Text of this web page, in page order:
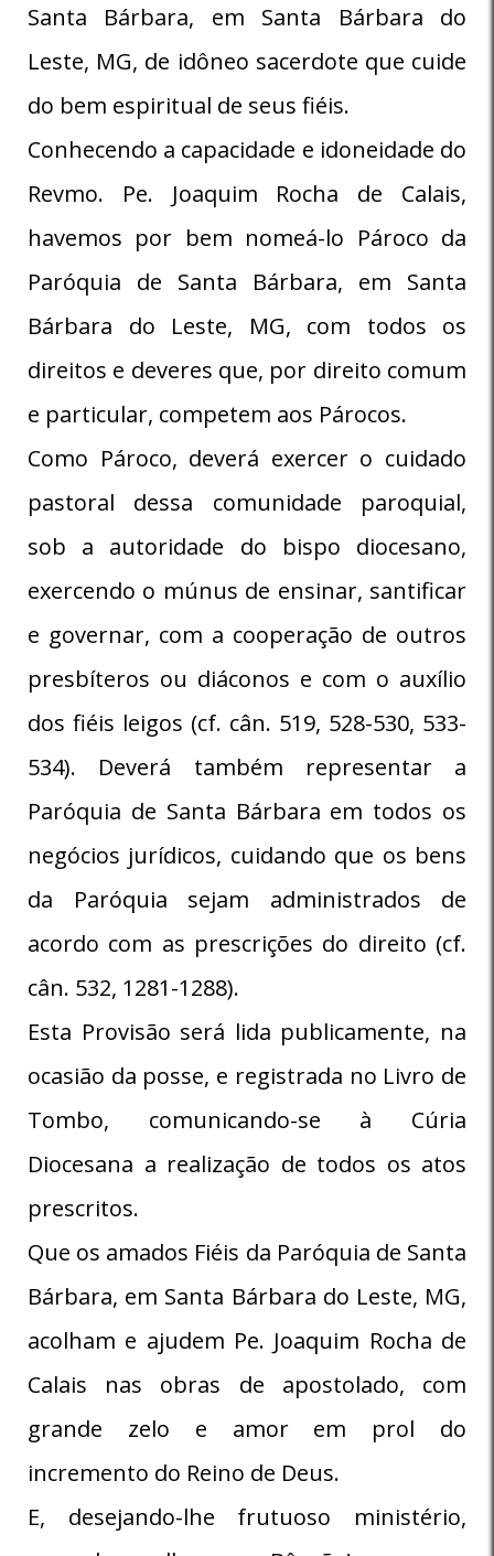
Santa Bárbara, em Santa Bárbara do
Leste, MG, de idôneo sacerdote que cuide
do bem espiritual de seus fiéis.
Conhecendo a capacidade e idoneidade do
Revmo. Pe. Joaquim Rocha de Calais,
havemos por bem nomeá-lo Pároco da
Paróquia de Santa Bárbara, em Santa
Bárbara do Leste, MG, com todos os
direitos e deveres que, por direito comum
e particular, competem aos Párocos.
Como Pároco, deverá exercer o cuidado
pastoral dessa comunidade paroquial,
sob a autoridade do bispo diocesano,
exercendo o múnus de ensinar, santificar
e governar, com a cooperação de outros
presbíteros ou diáconos e com o auxílio
dos fiéis leigos (cf. cân. 519, 528-530, 533-
534). Deverá também representar a
Paróquia de Santa Bárbara em todos os
negócios jurídicos, cuidando que os bens
da Paróquia sejam administrados de
acordo com as prescrições do direito (cf.
cân. 532, 1281-1288).
Esta Provisão será lida publicamente, na
ocasião da posse, e registrada no Livro de
Tombo, comunicando-se à Cúria
Diocesana a realização de todos os atos
prescritos.
Que os amados Fiéis da Paróquia de Santa
Bárbara, em Santa Bárbara do Leste, MG,
acolham e ajudem Pe. Joaquim Rocha de
Calais nas obras de apostolado, com
grande zelo e amor em prol do
incremento do Reino de Deus.
E, desejando-lhe frutuoso ministério,